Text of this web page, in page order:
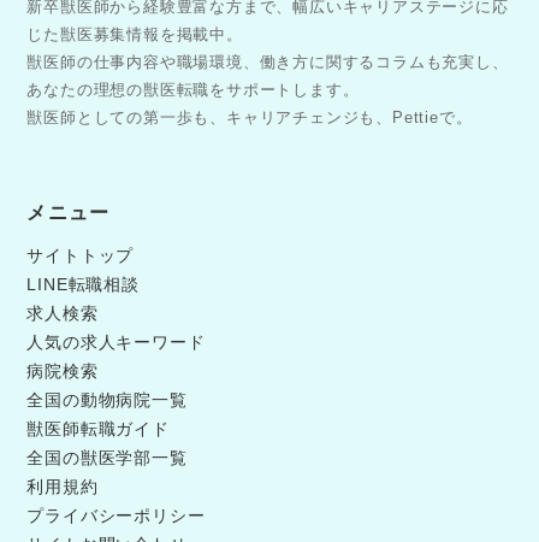
新卒獣医師から経験豊富な方まで、幅広いキャリアステージに応
じた獣医募集情報を掲載中。
獣医師の仕事内容や職場環境、働き方に関するコラムも充実し、
あなたの理想の獣医転職をサポートします。
獣医師としての第一歩も、キャリアチェンジも、Pettieで。
メニュー
サイトトップ
LINE転職相談
求人検索
人気の求人キーワード
病院検索
全国の動物病院一覧
獣医師転職ガイド
全国の獣医学部一覧
利用規約
プライバシーポリシー